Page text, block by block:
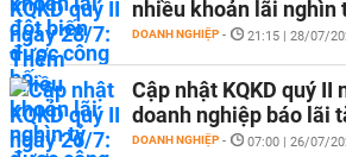
nhiều khoản lãi nghìn
DOANH NGHIỆP - 21:15 | 28/07/
Cập nhật KQKD quý II
doanh nghiệp báo lãi
DOANH NGHIỆP - 07:00 | 26/07/